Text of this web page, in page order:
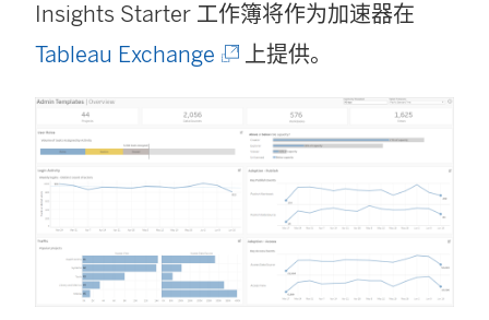
Insights Starter 工作簿将作为加速器在
Tableau Exchange (
窗
口
上提供。